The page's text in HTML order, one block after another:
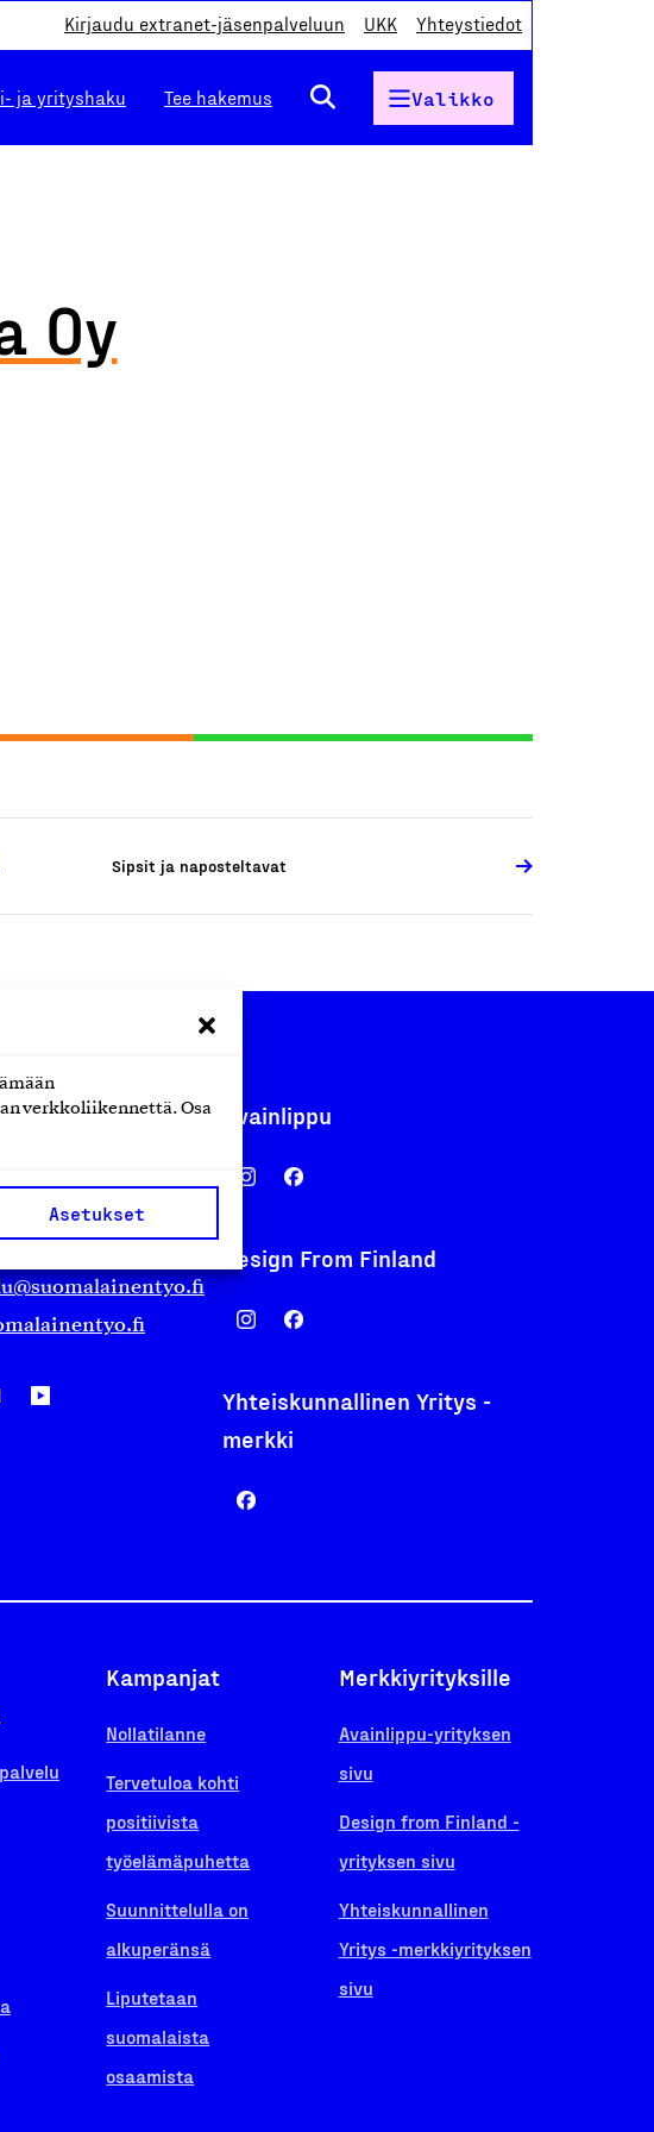
verkkoliikennettä. Osa
Asetukset
Kirjaudu extranet-jäsenpalveluun UKK Yhteystiedot
ja yrityshaku Tee hakemus Valikko
Oy
Sipsit ja naposteltavat
työ ry Avainlippu
Design From Finland
Yhteiskunnallinen Yritys -
merkki
Kampanjat
Nollatilanne
Tervetuloa kohti
positiivista
työelämäpuhetta
Suunnittelulla on
alkuperänsä
Liputetaan
suomalaista
osaamista
Merkkiyrityksille
Avainlippu-yrityksen
sivu
Design from Finland -
yrityksen sivu
Yhteiskunnallinen
Yritys -merkkiyrityksen
sivu